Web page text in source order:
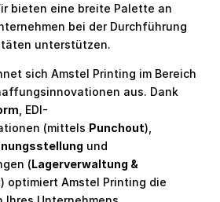
bieten eine breite Palette an
bei der Durchführung
unterstützen.
sich Amstel Printing im Bereich
aus. Dank
, EDI-
(mittels Punchout),
und
(Lagerverwaltung &
) optimiert Amstel Printing die